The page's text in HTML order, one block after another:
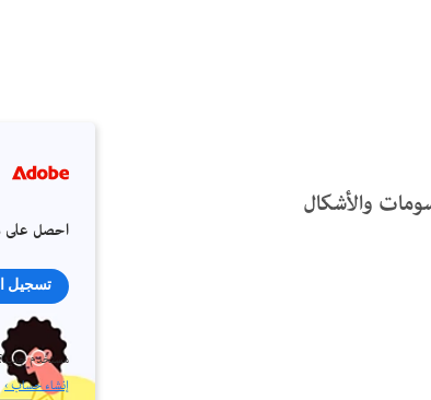
والأشكال
احصل على
تسجيل
مستخدم
إنشاء حساب ›